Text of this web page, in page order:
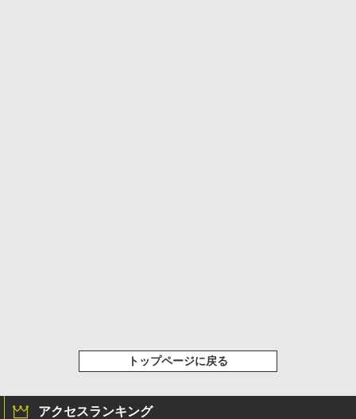
トップページに戻る
アクセスランキング